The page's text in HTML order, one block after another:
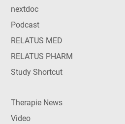
nextdoc
Podcast
RELATUS MED
RELATUS PHARM
Study Shortcut
Therapie News
Video